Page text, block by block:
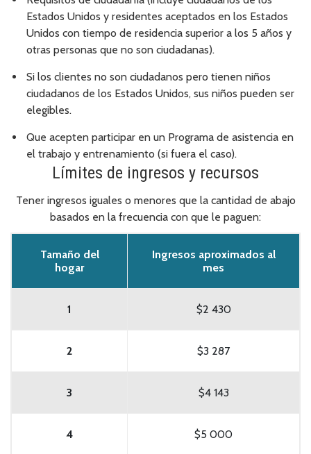
Estados Unidos y residentes aceptados en los Estados
Unidos con tiempo de residencia superior a los 5 años y
otras personas que no son ciudadanas).
Si los clientes no son ciudadanos pero tienen niños
ciudadanos de los Estados Unidos, sus niños pueden ser
elegibles.
Que acepten participar en un Programa de asistencia en
el trabajo y entrenamiento (si fuera el caso).
Límites de ingresos y recursos
Tener ingresos iguales o menores que la cantidad de abajo
basados en la frecuencia con que le paguen:
Tamaño del
hogar
Ingresos aproximados al
mes
1 $2 430
2 $3 287
3 $4 143
4 $5 000